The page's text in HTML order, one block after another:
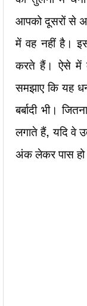
आपको दूसरों से
में वह नहीं है।
करते हैं। ऐसे में
समझाए कि यह
बर्बादी भी।
लगाते हैं, यदि वे
अंक लेकर पास